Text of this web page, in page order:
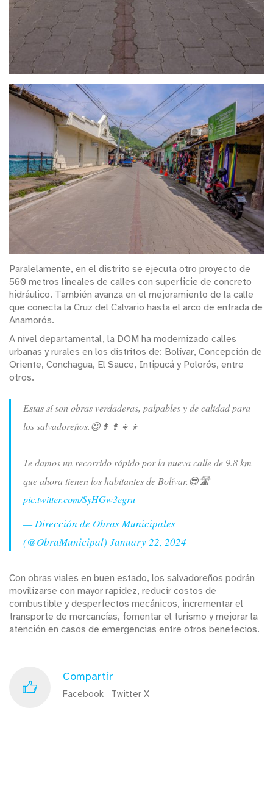
Paralelamente, en el distrito se ejecuta otro proyecto de
560 metros lineales de calles con superficie de concreto
hidráulico. También avanza en el mejoramiento de la calle
que conecta la Cruz del Calvario hasta el arco de entrada de
Anamorós.
A nivel departamental, la DOM ha modernizado calles
urbanas y rurales en los distritos de: Bolívar, Concepción de
Oriente, Conchagua, El Sauce, Intipucá y Polorós, entre
otros.
Estas sí son obras verdaderas, palpables y de calidad para
los salvadoreños.😉👨‍👩‍👧‍👦
Te damos un recorrido rápido por la nueva calle de 9.8 km
que ahora tienen los habitantes de Bolívar.😎🛣
pic.twitter.com/SyHGw3egru
— Dirección de Obras Municipales
(@ObraMunicipal) January 22, 2024
Con obras viales en buen estado, los salvadoreños podrán
movilizarse con mayor rapidez, reducir costos de
combustible y desperfectos mecánicos, incrementar el
transporte de mercancías, fomentar el turismo y mejorar la
atención en casos de emergencias entre otros benefecios.
Compartir
Facebook Twitter X